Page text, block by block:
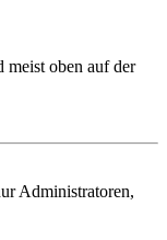
meist oben auf der
Administratoren,